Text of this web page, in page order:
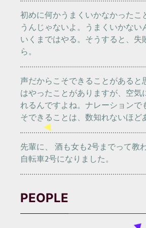
初めに何かうまくいかなかったこ
うんじゃないよ。うまくいかない
いくまではやる。そうすると、失
ら。
声だからこそできることがあると
はやったことがありますが、空気
れるんですよね。ナレーションで
そできることは、数知れないほど
先輩に、 酒も女も2号までって教
自転車2号になりました。
PEOPLE